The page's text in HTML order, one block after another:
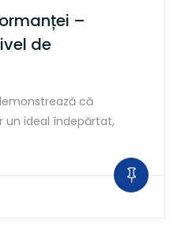
–
de
că
un ideal îndepărtat,